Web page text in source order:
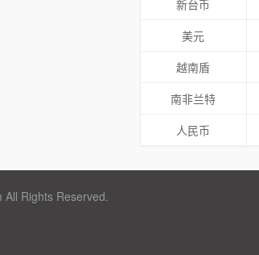
新台币
美元
越南盾
南非兰特
人民币
Rights Reserved.